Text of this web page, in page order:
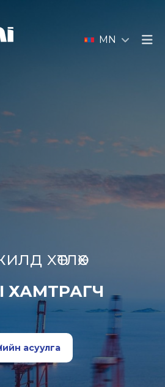
MN
хөтлөх
ХАМТРАГЧ
асуулга